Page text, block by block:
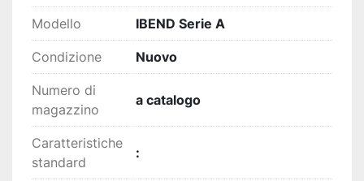
Modello IBEND Serie A
Condizione Nuovo
Numero di
magazzino
a catalogo
Caratteristiche
standard
: